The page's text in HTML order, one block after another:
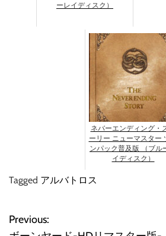
ーレイディスク）
ネバーエンディング・
ーリー ニューマスター
ンパック普及版 （ブル
イディスク）
Tagged アルバトロス
投
Previous: